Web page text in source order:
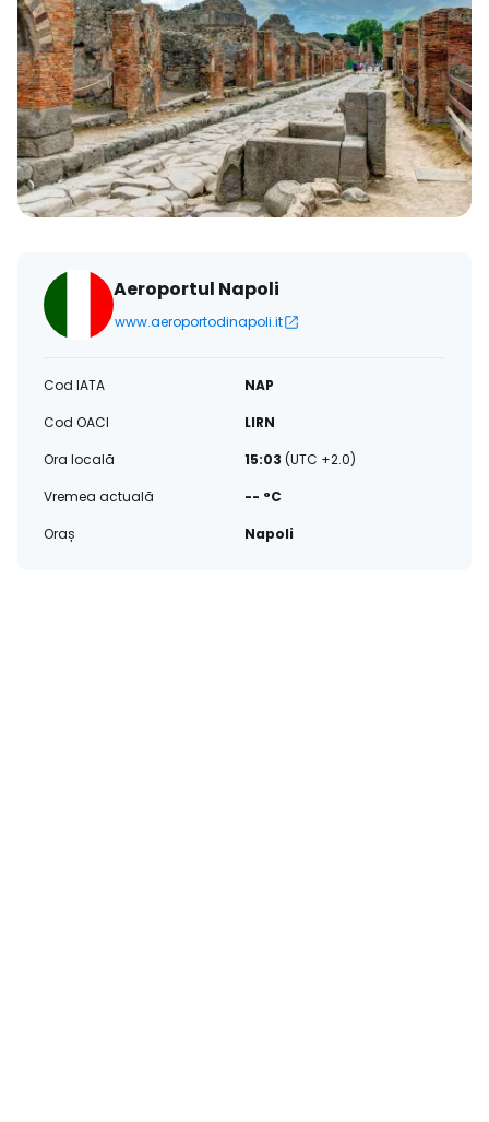
Aeroportul Napoli
www.aeroportodinapoli.it
Cod IATA
NAP
Cod OACI
LIRN
Ora locală
15:03 (UTC +2.0)
Vremea actuală
-- °C
Oraș
Napoli